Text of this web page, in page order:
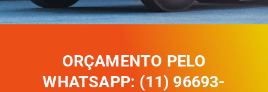
ORÇAMENTO PELO
WHATSAPP: (11) 96693-